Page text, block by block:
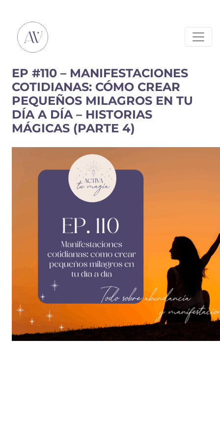
EP #110 – MANIFESTACIONES
COTIDIANAS: CÓMO CREAR
PEQUEÑOS MILAGROS EN TU
DÍA A DÍA – HISTORIAS
MÁGICAS (PARTE 4)